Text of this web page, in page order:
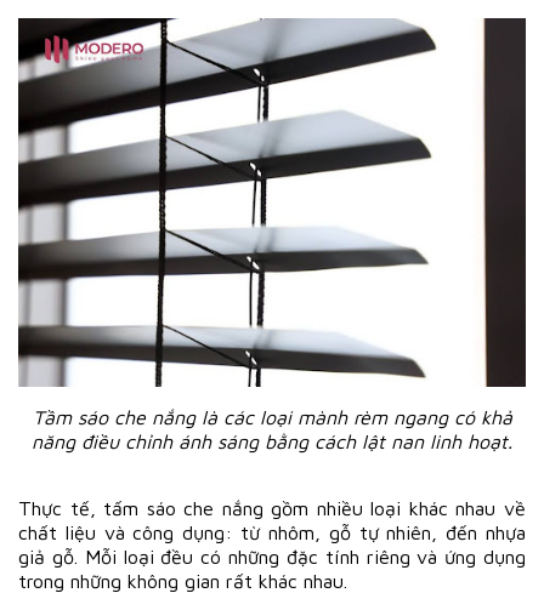
Tầm sáo che nắng là các loại mành rèm ngang có khả
năng điều chỉnh ánh sáng bằng cách lật nan linh hoạt.
Thực tế, tấm sáo che nắng gồm nhiều loại khác nhau về
chất liệu và công dụng: từ nhôm, gỗ tự nhiên, đến nhựa
giả gỗ. Mỗi loại đều có những đặc tính riêng và ứng dụng
trong những không gian rất khác nhau.